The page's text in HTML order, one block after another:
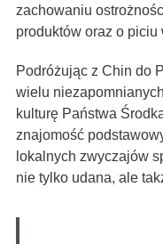
zachowaniu
produktów oraz o piciu
Podróżując z Chin do
wielu
kulturę Państwa
znajomość
lokalnych zwyczajów
nie tylko udana, ale